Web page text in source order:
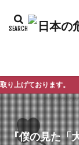
『僕の見た